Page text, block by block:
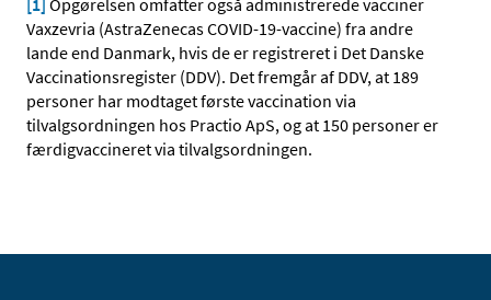
Vaxzevria (AstraZenecas COVID-19-vaccine) fra andre
lande end Danmark, hvis de er registreret i Det Danske
Vaccinationsregister (DDV). Det fremgår af DDV, at 189
personer har modtaget første vaccination via
tilvalgsordningen hos Practio ApS, og at 150 personer er
færdigvaccineret via tilvalgsordningen.